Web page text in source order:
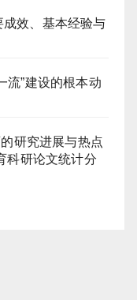
效、基本经验与
流”建设的根本动
研究进展与热点
研论文统计分